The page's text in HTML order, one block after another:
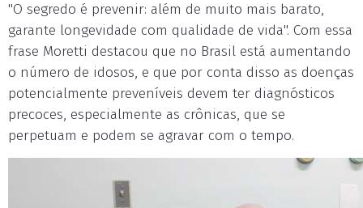
"O segredo é prevenir: além de muito mais barato,
garante longevidade com qualidade de vida". Com essa
frase Moretti destacou que no Brasil está aumentando
o número de idosos, e que por conta disso as doenças
potencialmente preveníveis devem ter diagnósticos
precoces, especialmente as crônicas, que se
perpetuam e podem se agravar com o tempo.